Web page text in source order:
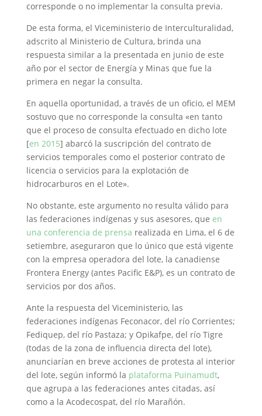
corresponde o no implementar la consulta previa.
De esta forma, el Viceministerio de Interculturalidad,
adscrito al Ministerio de Cultura, brinda una
respuesta similar a la presentada en junio de este
año por el sector de Energía y Minas que fue la
primera en negar la consulta.
En aquella oportunidad, a través de un oficio, el MEM
sostuvo que no corresponde la consulta «en tanto
que el proceso de consulta efectuado en dicho lote
[en 2015] abarcó la suscripción del contrato de
servicios temporales como el posterior contrato de
licencia o servicios para la explotación de
hidrocarburos en el Lote».
No obstante, este argumento no resulta válido para
las federaciones indígenas y sus asesores, que en
una conferencia de prensa realizada en Lima, el 6 de
setiembre, aseguraron que lo único que está vigente
con la empresa operadora del lote, la canadiense
Frontera Energy (antes Pacific E&P), es un contrato de
servicios por dos años.
Ante la respuesta del Viceministerio, las
federaciones indígenas Feconacor, del río Corrientes;
Fediquep, del río Pastaza; y Opikafpe, del río Tigre
(todas de la zona de influencia directa del lote),
anunciarían en breve acciones de protesta al interior
del lote, según informó la plataforma Puinamudt,
que agrupa a las federaciones antes citadas, así
como a la Acodecospat, del río Marañón.